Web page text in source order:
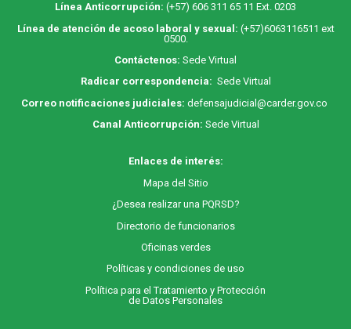
Línea Anticorrupción: (+57) 606 311 65 11 Ext. 0203
Línea de atención de acoso laboral y sexual: (+57)6063116511 ext
0500.
Contáctenos: Sede Virtual
Radicar correspondencia: Sede Virtual
Correo notificaciones judiciales: defensajudicial@carder.gov.co
Canal Anticorrupción: Sede Virtual
Enlaces de interés:
Mapa del Sitio
¿Desea realizar una PQRSD?
Directorio de funcionarios
Oficinas verdes
Políticas y condiciones de uso
Política para el Tratamiento y Protección
de Datos Personales